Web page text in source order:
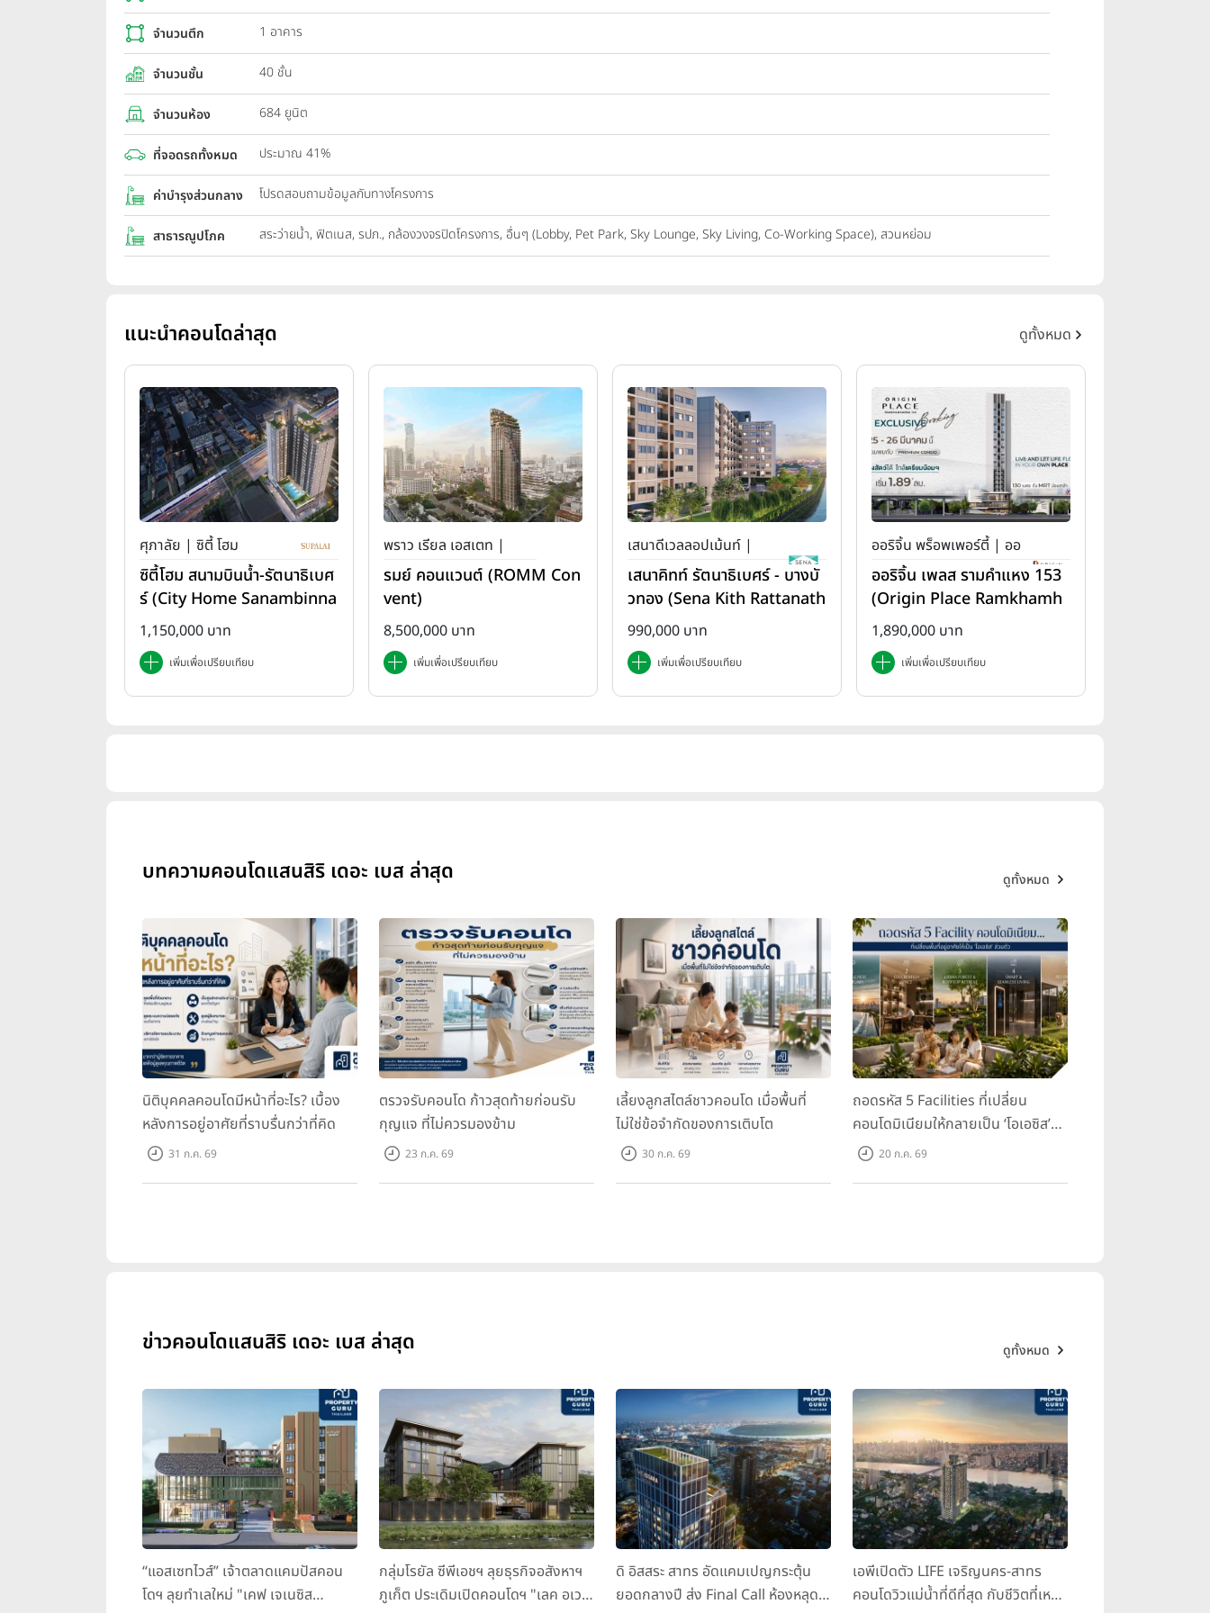
จำนวนตึก 1 อาคาร
จำนวนชั้น 40 ชั้น
จำนวนห้อง 684 ยูนิต
ที่จอดรถทั้งหมด ประมาณ 41%
ค่าบำรุงส่วนกลาง โปรดสอบถามข้อมูลกับทางโครงการ
สาธารณูปโภค สระว่ายน้ำ, ฟิตเนส, รปภ., กล้องวงจรปิดโครงการ, อื่นๆ (Lobby, Pet Park, Sky Lounge, Sky Living, Co-Working Space), สวนหย่อม
แนะนำคอนโดล่าสุด ดูทั้งหมด
ศุภาลัย | ซิตี้ โฮม
ซิตี้โฮม สนามบินน้ำ-รัตนาธิเบศ
ร์ (City Home Sanambinna
m-Rattanathibet)
1,150,000 บาท
เพิ่มเพื่อเปรียบเทียบ
พราว เรียล เอสเตท |
รมย์ คอนแวนต์ (ROMM Con
vent)
8,500,000 บาท
เพิ่มเพื่อเปรียบเทียบ
เสนาดีเวลลอปเม้นท์ |
เสนา คิทท์
เสนาคิทท์ รัตนาธิเบศร์ - บางบั
วทอง (Sena Kith Rattanath
ibet - Bangbuathong)
990,000 บาท
เพิ่มเพื่อเปรียบเทียบ
ออริจิ้น พร็อพเพอร์ตี้ | ออ
ริจิ้น เพลส
ออริจิ้น เพลส รามคำแหง 153
(Origin Place Ramkhamh
aeng 153)
1,890,000 บาท
เพิ่มเพื่อเปรียบเทียบ
บทความคอนโดแสนสิริ เดอะ เบส ล่าสุด ดูทั้งหมด
นิติบุคคลคอนโดมีหน้าที่อะไร? เบื้อง
หลังการอยู่อาศัยที่ราบรื่นกว่าที่คิด
31 ก.ค. 69
ตรวจรับคอนโด ก้าวสุดท้ายก่อนรับ
กุญแจ ที่ไม่ควรมองข้าม
23 ก.ค. 69
เลี้ยงลูกสไตล์ชาวคอนโด เมื่อพื้นที่
ไม่ใช่ข้อจำกัดของการเติบโต
30 ก.ค. 69
ถอดรหัส 5 Facilities ที่เปลี่ยน
คอนโดมิเนียมให้กลายเป็น ‘โอเอซิส’
ส่วนตัวกลางเมือง
20 ก.ค. 69
ข่าวคอนโดแสนสิริ เดอะ เบส ล่าสุด ดูทั้งหมด
“แอสเซทไวส์” เจ้าตลาดแคมปัสคอน
โดฯ ลุยทำเลใหม่ "เคฟ เจเนซิส
กลุ่มโรยัล ซีพีเอชฯ ลุยธุรกิจอสังหาฯ
ภูเก็ต ประเดิมเปิดคอนโดฯ "เลค อเวนิ
ดิ อิสสระ สาทร อัดแคมเปญกระตุ้น
ยอดกลางปี ส่ง Final Call ห้องหลุด
เอพีเปิดตัว LIFE เจริญนคร-สาทร
คอนโดวิวแม่น้ำที่ดีที่สุด กับชีวิตที่เหนือ